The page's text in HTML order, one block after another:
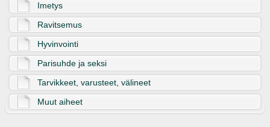
Imetys
Ravitsemus
Hyvinvointi
Parisuhde ja seksi
Tarvikkeet, varusteet, välineet
Muut aiheet